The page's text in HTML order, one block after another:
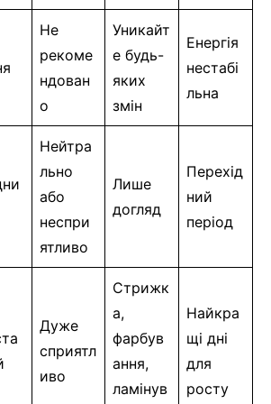
Не
рекоме
ндован
о
Уникайт
е будь-
яких
змін
Енергія
нестабі
льна
Нейтра
льно
або
неспри
ятливо
Лише
догляд
Перехід
ний
період
Дуже
сприятл
иво
Стрижк
а,
фарбув
ання,
ламінув
Найкра
щі дні
для
росту